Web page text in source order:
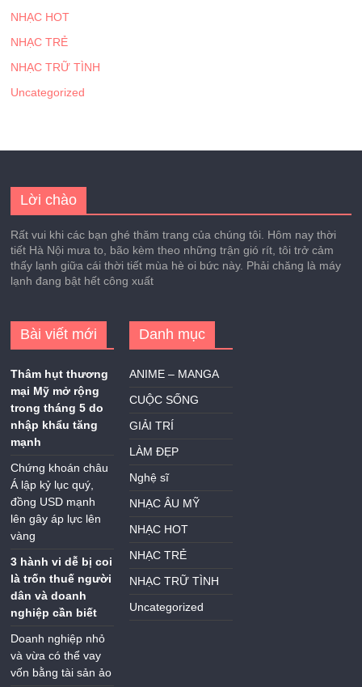
NHẠC HOT
NHẠC TRẺ
NHẠC TRỮ TÌNH
Uncategorized
Lời chào
Rất vui khi các bạn ghé thăm trang của chúng tôi. Hôm nay thời
tiết Hà Nội mưa to, bão kèm theo những trận gió rít, tôi trở cảm
thấy lạnh giữa cái thời tiết mùa hè oi bức này. Phải chăng là máy
lạnh đang bật hết công xuất
Bài viết mới
Thâm hụt thương
mại Mỹ mở rộng
trong tháng 5 do
nhập khẩu tăng
mạnh
Chứng khoán châu
Á lập kỷ lục quý,
đồng USD mạnh
lên gây áp lực lên
vàng
3 hành vi dễ bị coi
là trốn thuế người
dân và doanh
nghiệp cần biết
Doanh nghiệp nhỏ
và vừa có thể vay
vốn bằng tài sản ảo
Danh mục
ANIME – MANGA
CUỘC SỐNG
GIẢI TRÍ
LÀM ĐẸP
Nghệ sĩ
NHẠC ÂU MỸ
NHẠC HOT
NHẠC TRẺ
NHẠC TRỮ TÌNH
Uncategorized